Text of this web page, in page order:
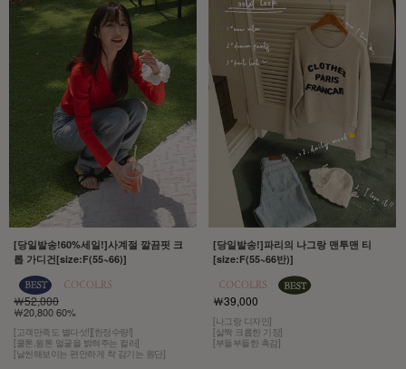
[당일발송!60%세일!]사계절 깔끔핏 크
롭 가디건[size:F(55~66)]
￦52,000
￦20,800 60%
[고객만족도 별다섯!][한정수량!]
[쿨톤,윔톤 얼굴을 밝혀주는 컬러]
[날씬해보이는 편안하게 착 감기는 원단]
[당일발송!]파리의 나그랑 맨투맨 티
[size:F(55~66반)]
￦39,000
[나그랑 디자인]
[살짝 크롭한 기장]
[부들부들한 촉감]